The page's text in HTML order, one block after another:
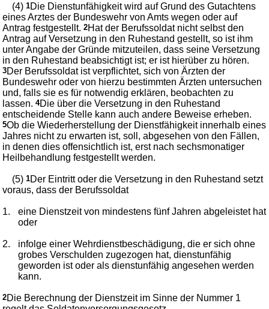
(4)1Die Dienstunfähigkeit wird auf Grund des Gutachtens
eines Arztes der Bundeswehr von Amts wegen oder auf
Antrag festgestellt.2Hat der Berufssoldat nicht selbst den
Antrag auf Versetzung in den Ruhestand gestellt, so ist ihm
unter Angabe der Gründe mitzuteilen, dass seine Versetzung
in den Ruhestand beabsichtigt ist; er ist hierüber zu hören.
3Der Berufssoldat ist verpflichtet, sich von Ärzten der
Bundeswehr oder von hierzu bestimmten Ärzten untersuchen
und, falls sie es für notwendig erklären, beobachten zu
lassen.4Die über die Versetzung in den Ruhestand
entscheidende Stelle kann auch andere Beweise erheben.
5Ob die Wiederherstellung der Dienstfähigkeit innerhalb eines
Jahres nicht zu erwarten ist, soll, abgesehen von den Fällen,
in denen dies offensichtlich ist, erst nach sechsmonatiger
Heilbehandlung festgestellt werden.
(5)1Der Eintritt oder die Versetzung in den Ruhestand setzt
voraus, dass der Berufssoldat
1.
eine Dienstzeit von mindestens fünf Jahren abgeleistet hat
oder
2.
infolge einer Wehrdienstbeschädigung, die er sich ohne
grobes Verschulden zugezogen hat, dienstunfähig
geworden ist oder als dienstunfähig angesehen werden
kann.
2Die Berechnung der Dienstzeit im Sinne der Nummer 1